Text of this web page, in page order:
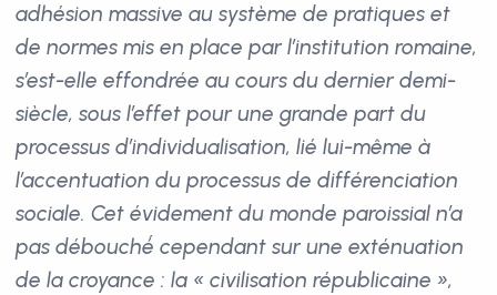
adhésion massive au système de pratiques et
de normes mis en place par l’institution romaine,
s’est-elle effondrée au cours du dernier demi-
siècle, sous l’effet pour une grande part du
processus d’individualisation, lié lui-même à
l’accentuation du processus de différenciation
sociale. Cet évidement du monde paroissial n’a
pas débouché́ cependant sur une exténuation
de la croyance : la « civilisation républicaine »,